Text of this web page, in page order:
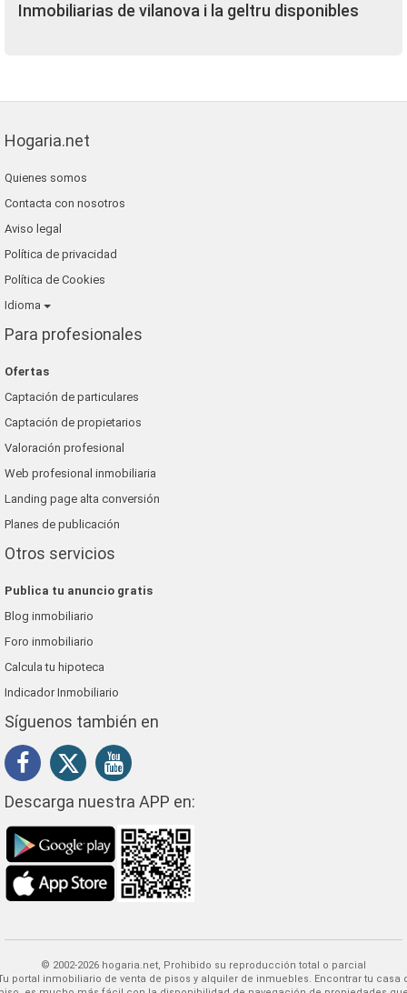
Inmobiliarias de vilanova i la geltru disponibles
Hogaria.net
Quienes somos
Contacta con nosotros
Aviso legal
Política de privacidad
Política de Cookies
Idioma
Para profesionales
Ofertas
Captación de particulares
Captación de propietarios
Valoración profesional
Web profesional inmobiliaria
Landing page alta conversión
Planes de publicación
Otros servicios
Publica tu anuncio gratis
Blog inmobiliario
Foro inmobiliario
Calcula tu hipoteca
Indicador Inmobiliario
Síguenos también en
Descarga nuestra APP en:
© 2002-2026 hogaria.net, Prohibido su reproducción total o parcial
Encontrar tu casa o